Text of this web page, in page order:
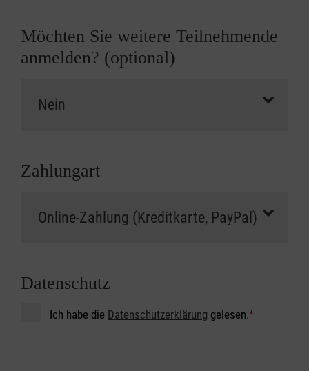
Möchten Sie weitere Teilnehmende
anmelden? (optional)
Zahlungart
Datenschutz
Ich habe die Datenschutzerklärung gelesen.*